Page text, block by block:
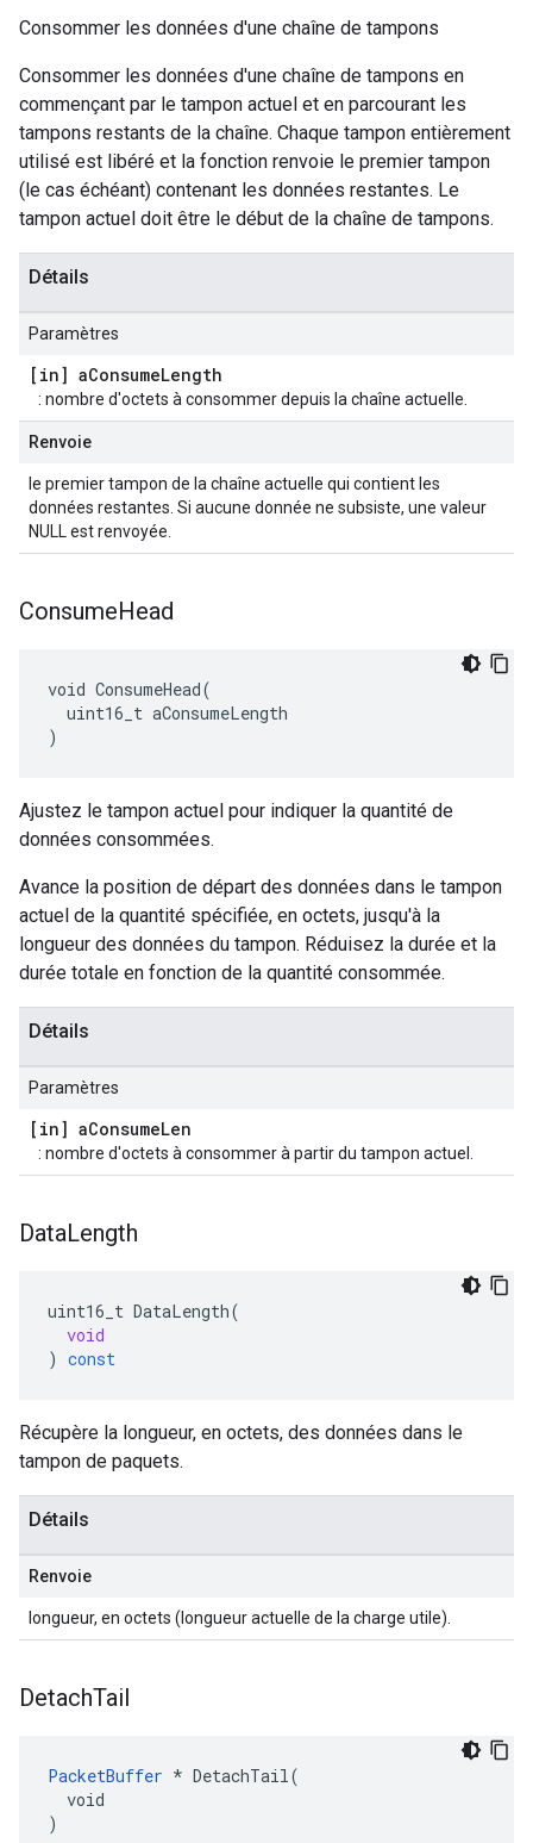
Consommer les données d'une chaîne de tampons
Consommer les données d'une chaîne de tampons en
commençant par le tampon actuel et en parcourant les
tampons restants de la chaîne. Chaque tampon entièrement
utilisé est libéré et la fonction renvoie le premier tampon
(le cas échéant) contenant les données restantes. Le
tampon actuel doit être le début de la chaîne de tampons.
Détails
Paramètres
[in] aConsumeLength
: nombre d'octets à consommer depuis la chaîne actuelle.
Renvoie
le premier tampon de la chaîne actuelle qui contient les
données restantes. Si aucune donnée ne subsiste, une valeur
NULL est renvoyée.
ConsumeHead
void ConsumeHead(
  uint16_t aConsumeLength
)
Ajustez le tampon actuel pour indiquer la quantité de
données consommées.
Avance la position de départ des données dans le tampon
actuel de la quantité spécifiée, en octets, jusqu'à la
longueur des données du tampon. Réduisez la durée et la
durée totale en fonction de la quantité consommée.
Détails
Paramètres
[in] aConsumeLen
: nombre d'octets à consommer à partir du tampon actuel.
DataLength
uint16_t DataLength(
void
) const
Récupère la longueur, en octets, des données dans le
tampon de paquets.
Détails
Renvoie
longueur, en octets (longueur actuelle de la charge utile).
DetachTail
PacketBuffer * DetachTail(
  void
)